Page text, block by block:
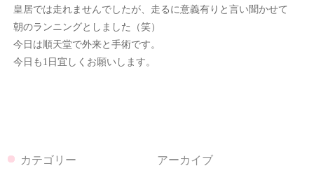
皇居では走れませんでしたが、走るに意義有りと言い聞かせて
朝のランニングとしました（笑）
今日は順天堂で外来と手術です。
今日も1日宜しくお願いします。
カテゴリー アーカイブ